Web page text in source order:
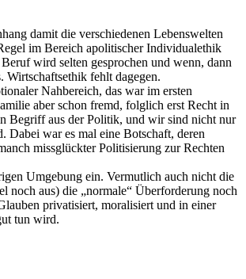
damit die verschiedenen Lebenswelten
im Bereich apolitischer Individualethik
wird selten gesprochen und wenn, dann
Wirtschaftsethik fehlt dagegen.
Nahbereich, das war im ersten
aber schon fremd, folglich erst Recht in
Begriff aus der Politik, und wir sind nicht nur
Dabei war es mal eine Botschaft, deren
missglückter Politisierung zur Rechten
Umgebung ein. Vermutlich auch nicht die
noch aus) die „normale“ Überforderung noch
privatisiert, moralisiert und in einer
tun wird.